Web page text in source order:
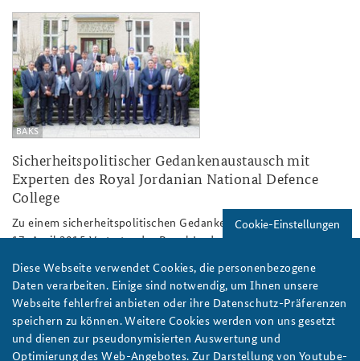
gruppenbild.jpg
BAKS
Sicherheitspolitischer Gedankenaustausch mit
Experten des Royal Jordanian National Defence
College
Zu einem sicherheitspolitischen Gedankenaustausch kamen am
17. April 2015 Vertreter des Royal Jordanian National Defence
weiter
Jordanien,Naher und Mittlerer Osten,Vernetzte Sicherheit
Studienreise: In der EU zusammen für mehr
Cookie-Einstellungen
Diese Webseite verwendet Cookies, die personenbezogene
Daten verarbeiten. Einige sind notwendig, um Ihnen unsere
Webseite fehlerfrei anbieten oder ihre Datenschutz-Präferenzen
speichern zu können. Weitere Cookies werden von uns gesetzt
und dienen zur pseudonymisierten Auswertung und
Optimierung des Web-Angebotes. Zur Darstellung von Youtube-